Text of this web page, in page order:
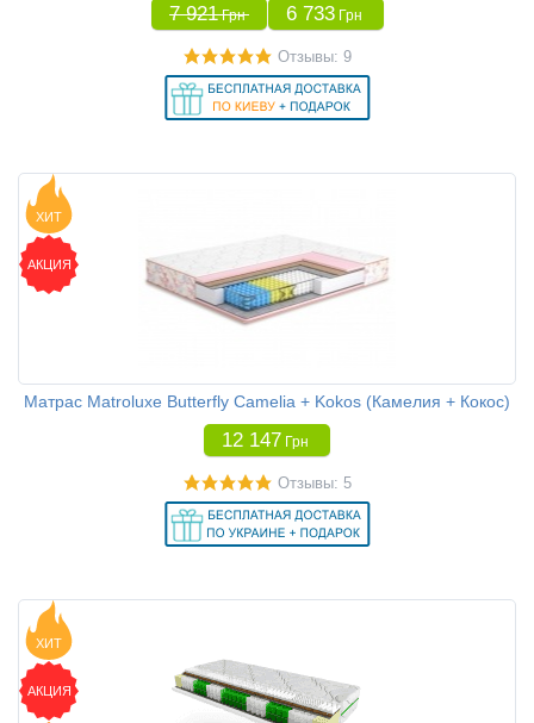
7 921 Грн 6 733 Грн
Отзывы: 9
ХИТ
АКЦИЯ
Матрас Matroluxe Butterfly Camelia + Kokos (Камелия + Кокос)
12 147 Грн
Отзывы: 5
ХИТ
АКЦИЯ